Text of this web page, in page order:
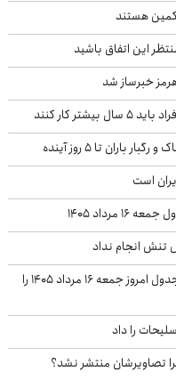
هستند
این اتفاق باشید
خبرساز شد
کار کنند
تا ۵ روز آینده
۱۴۰۵
تنش انجام نداد
تغییرات شدید محصولات سایپا/ خریداران جدول امروز جمعه ۱۶ مرداد ۱۴۰۵ را
را داد
تصاویرشان منتشر نشد؟